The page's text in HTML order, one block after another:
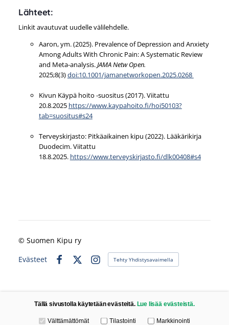
Lähteet:
Linkit avautuvat uudelle välilehdelle.
Aaron, ym. (2025). Prevalence of Depression and Anxiety
Among Adults With Chronic Pain: A Systematic Review
and Meta-analysis.JAMA Netw Open.
2025;8(3)doi:10.1001/jamanetworkopen.2025.0268
Kivun Käypä hoito -suositus (2017). Viitattu
20.8.2025 https://www.kaypahoito.fi/hoi50103?
tab=suositus#s24
Terveyskirjasto: Pitkäaikainen kipu (2022). Lääkärikirja
Duodecim. Viitattu
18.8.2025. https://www.terveyskirjasto.fi/dlk00408#s4
© Suomen Kipu ry
Evästeet
Instagram
Tehty Yhdistysavaimella
Tällä sivustolla käytetään evästeitä. Lue lisää evästeistä.
Valitse käytettävät evästeet
Välttämättömät Tilastointi Markkinointi